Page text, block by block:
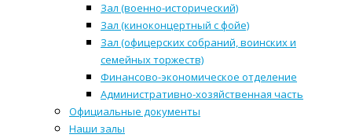
Зал (военно-исторический)
Зал (киноконцертный с фойе)
Зал (офицерских собраний, воинских и
семейных торжеств)
Финансово-экономическое отделение
Административно-хозяйственная часть
Официальные документы
Наши залы